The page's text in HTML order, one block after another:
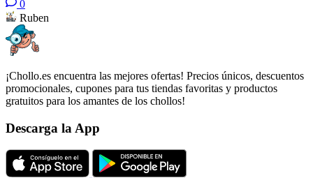
0
Ruben
¡Chollo.es encuentra las mejores ofertas! Precios únicos, descuentos
promocionales, cupones para tus tiendas favoritas y productos
gratuitos para los amantes de los chollos!
Descarga la App